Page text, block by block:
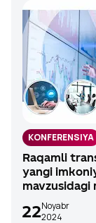
KONFERENSIYA
Raqamli
yangi
mavzusidagi
22Noyabr
2024